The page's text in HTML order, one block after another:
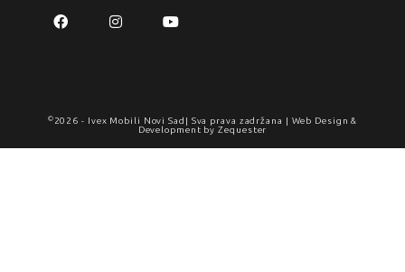
© 2026 - Ivex Mobili Novi Sad | Sva prava zadržana | Web Design &
Development byZequester